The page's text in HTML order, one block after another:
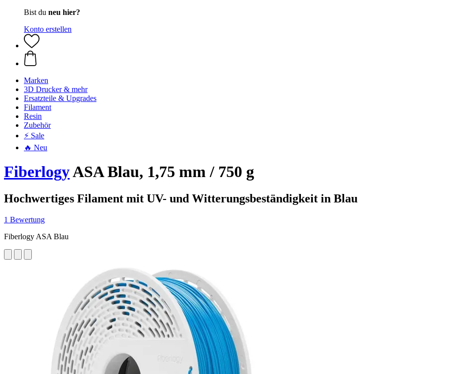
Bist du neu hier?
Konto erstellen
Marken
3D Drucker & mehr
Ersatzteile & Upgrades
Filament
Resin
Zubehör
⚡ Sale
🔥 Neu
FiberlogyASA Blau, 1,75 mm / 750 g
Hochwertiges Filament mit UV- und Witterungsbeständigkeit in Blau
1 Bewertung
Fiberlogy ASA Blau